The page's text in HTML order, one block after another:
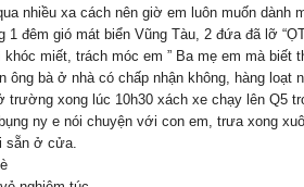
nhiều xa cách nên giờ em luôn muốn
1 đêm gió mát biển Vũng Tàu, 2 đứa đã lỡ
miết, trách móc em ” Ba mẹ em mà biết
bà ở nhà có chấp nhận không, hàng loạt
xong lúc 10h30 xách xe chạy lên Q5
ny e nói chuyện với con em, trưa xong
sẵn ở cửa.